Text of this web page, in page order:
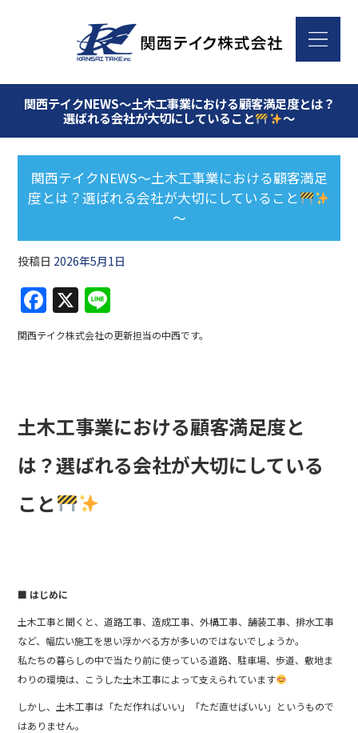
関西テイクNEWS～土木工事業における顧客満足度とは？
選ばれる会社が大切にしていること
～
関西テイクNEWS～土木工事業における顧客満足
度とは？選ばれる会社が大切にしていること
～
投稿日 2026年5月1日
F
a
c
o
o
k
X
n
e
関西テイク株式会社の更新担当の中西です。
土木工事業における顧客満足度と
は？選ばれる会社が大切にしている
こと
■ はじめに
土木工事と聞くと、道路工事、造成工事、外構工事、舗装工事、排水工事
など、幅広い施工を思い浮かべる方が多いのではないでしょうか。
私たちの暮らしの中で当たり前に使っている道路、駐車場、歩道、敷地ま
わりの環境は、こうした土木工事によって支えられています
しかし、土木工事は「ただ作ればいい」「ただ直せばいい」というもので
はありません。